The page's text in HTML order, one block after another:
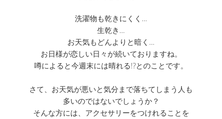
洗濯物も乾きにくく…
生乾き…
お天気もどんよりと暗く…
お日様が恋しい日々が続いておりますね。
噂によると今週末には晴れる!?とのことです。
さて、お天気が悪いと気分まで落ちてしまう人も
多いのではないでしょうか？
そんな方には、アクセサリーをつけれることを